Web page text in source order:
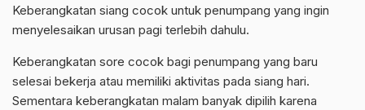
Keberangkatan siang cocok untuk penumpang yang ingin
menyelesaikan urusan pagi terlebih dahulu.
Keberangkatan sore cocok bagi penumpang yang baru
selesai bekerja atau memiliki aktivitas pada siang hari.
Sementara keberangkatan malam banyak dipilih karena